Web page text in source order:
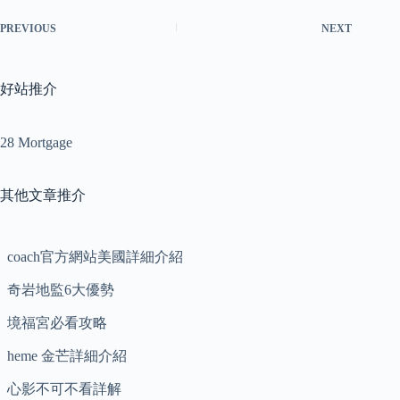
PREVIOUS NEXT
好站推介
28 Mortgage
其他文章推介
coach官方網站美國詳細介紹
奇岩地監6大優勢
境福宮必看攻略
heme 金芒詳細介紹
心影不可不看詳解